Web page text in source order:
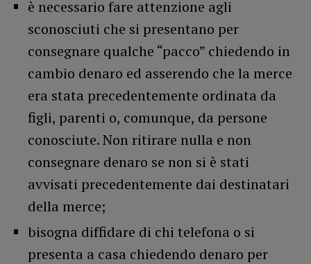
è necessario fare attenzione agli
sconosciuti che si presentano per
consegnare qualche “pacco” chiedendo in
cambio denaro ed asserendo che la merce
era stata precedentemente ordinata da
figli, parenti o, comunque, da persone
conosciute. Non ritirare nulla e non
consegnare denaro se non si è stati
avvisati precedentemente dai destinatari
della merce;
bisogna diffidare di chi telefona o si
presenta a casa chiedendo denaro per